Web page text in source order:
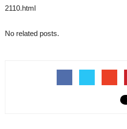
2110.html
No related posts.